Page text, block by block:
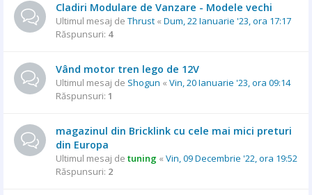
Cladiri Modulare de Vanzare - Modele vechi
Ultimul mesaj de Thrust « Dum, 22 Ianuarie '23, ora 17:17
Răspunsuri: 4
Vând motor tren lego de 12V
Ultimul mesaj de Shogun « Vin, 20 Ianuarie '23, ora 09:14
Răspunsuri: 1
magazinul din Bricklink cu cele mai mici preturi
din Europa
Ultimul mesaj de tuning « Vin, 09 Decembrie '22, ora 19:52
Răspunsuri: 2